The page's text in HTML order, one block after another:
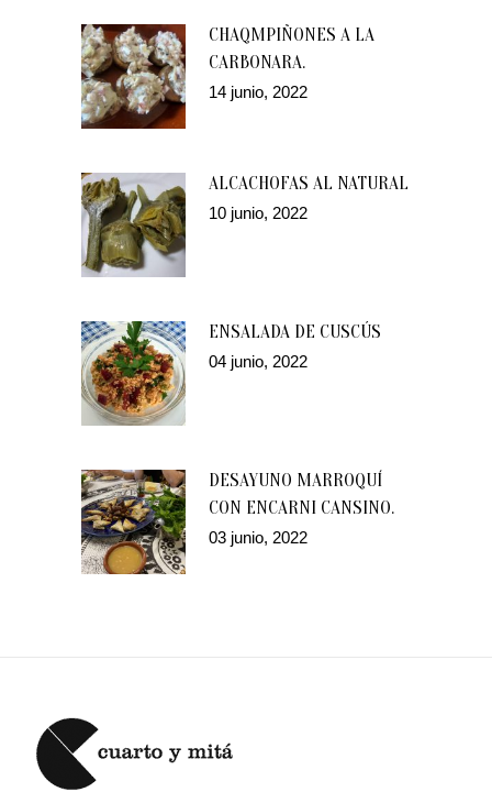
CHAQMPIÑONES A LA
CARBONARA.
14 junio, 2022
ALCACHOFAS AL NATURAL
10 junio, 2022
ENSALADA DE CUSCÚS
04 junio, 2022
DESAYUNO MARROQUÍ
CON ENCARNI CANSINO.
03 junio, 2022